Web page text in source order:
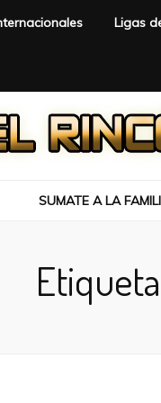
Ligas
SUMATE A LA